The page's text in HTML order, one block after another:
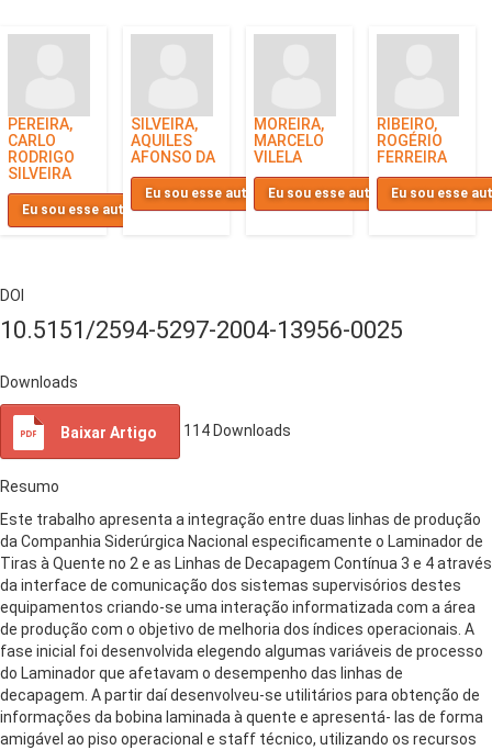
PEREIRA,
CARLO
RODRIGO
SILVEIRA
Eu sou esse autor
SILVEIRA,
AQUILES
AFONSO DA
Eu sou esse autor
MOREIRA,
MARCELO
VILELA
Eu sou esse autor
RIBEIRO,
ROGÉRIO
FERREIRA
Eu sou esse
DOI
10.5151/2594-5297-2004-13956-0025
Downloads
Baixar Artigo 114Downloads
Resumo
Este trabalho apresenta a integração entre duas linhas de produção
da Companhia Siderúrgica Nacional especificamente o Laminador de
Tiras à Quente no 2 e as Linhas de Decapagem Contínua 3 e 4 através
da interface de comunicação dos sistemas supervisórios destes
equipamentos criando-se uma interação informatizada com a área
de produção com o objetivo de melhoria dos índices operacionais. A
fase inicial foi desenvolvida elegendo algumas variáveis de processo
do Laminador que afetavam o desempenho das linhas de
decapagem. A partir daí desenvolveu-se utilitários para obtenção de
informações da bobina laminada à quente e apresentá- las de forma
amigável ao piso operacional e staff técnico, utilizando os recursos